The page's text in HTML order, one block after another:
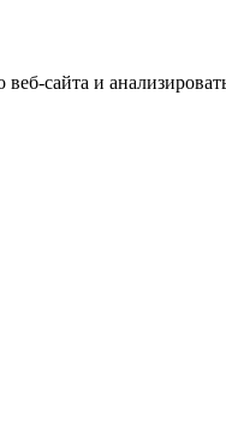
сайта и